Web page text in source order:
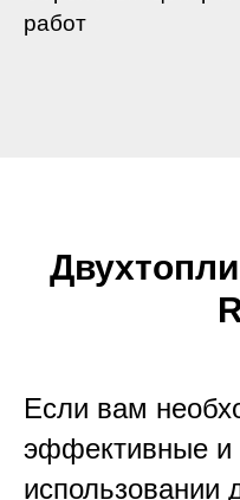
работ
Если вам
эффективные и
использовании